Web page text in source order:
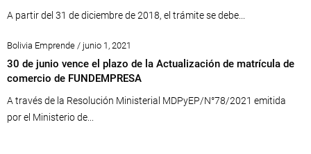
A partir del 31 de diciembre de 2018, el trámite se debe...
Bolivia Emprende / junio 1, 2021
30 de junio vence el plazo de la Actualización de matrícula de
comercio de FUNDEMPRESA
A través de la Resolución Ministerial MDPyEP/N°78/2021 emitida
por el Ministerio de...